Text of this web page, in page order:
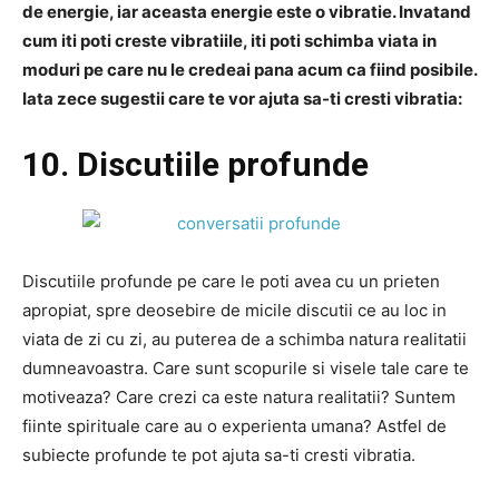
de energie, iar aceasta energie este o vibratie. Invatand
cum iti poti creste vibratiile, iti poti schimba viata in
moduri pe care nu le credeai pana acum ca fiind posibile.
Iata zece sugestii care te vor ajuta sa-ti cresti vibratia:
10. Discutiile profunde
Discutiile profunde pe care le poti avea cu un prieten
apropiat, spre deosebire de micile discutii ce au loc in
viata de zi cu zi, au puterea de a schimba natura realitatii
dumneavoastra. Care sunt scopurile si visele tale care te
motiveaza? Care crezi ca este natura realitatii? Suntem
fiinte spirituale care au o experienta umana? Astfel de
subiecte profunde te pot ajuta sa-ti cresti vibratia.